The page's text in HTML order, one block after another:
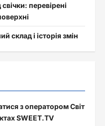
перевірені
склад і історія змін
з оператором Світ
SWEET.TV